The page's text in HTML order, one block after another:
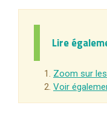
Lire
Zoom sur
Voir